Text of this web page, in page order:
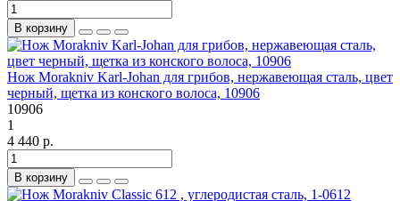
В корзину
Нож Morakniv Karl-Johan для грибов, нержавеющая сталь, цвет
черный, щетка из конского волоса, 10906
10906
1
4 440 р.
В корзину